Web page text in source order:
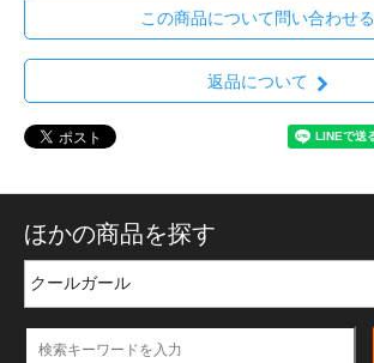
この商品について問い合わせる
返品について
ほかの商品を探す